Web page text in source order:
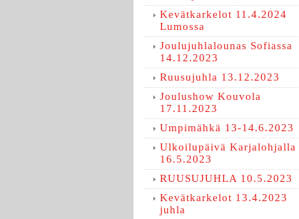
Kevätkarkelot 11.4.2024
Lumossa
Joulujuhlalounas Sofiassa
14.12.2023
Ruusujuhla 13.12.2023
Joulushow Kouvola
17.11.2023
Umpimähkä 13-14.6.2023
Ulkoilupäivä Karjalohjalla
16.5.2023
RUUSUJUHLA 10.5.2023
Kevätkarkelot 13.4.2023
juhla